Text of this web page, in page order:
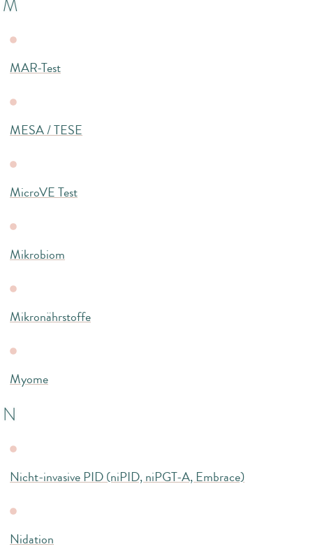
M
MAR-Test
MESA / TESE
MicroVE Test
Mikrobiom
Mikronährstoffe
Myome
N
Nicht-invasive PID (niPID, niPGT-A, Embrace)
Nidation